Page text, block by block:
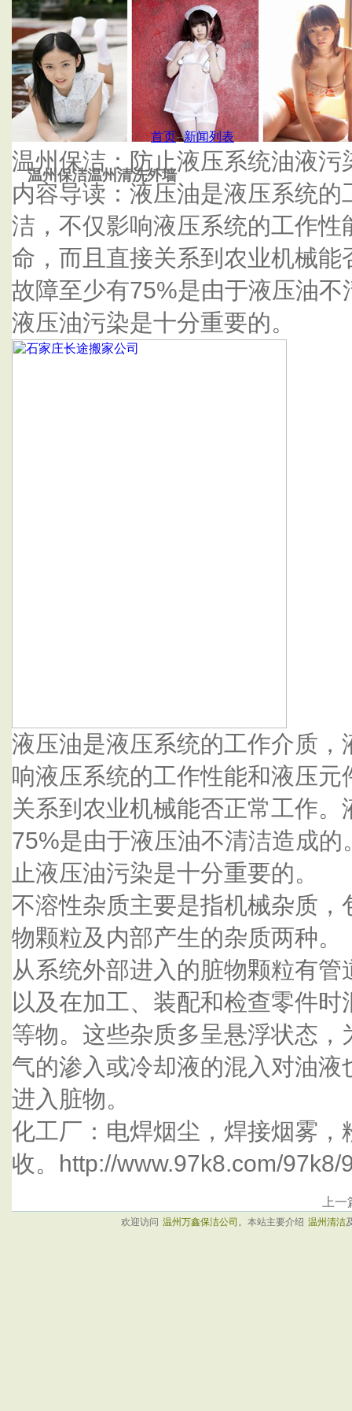
温州保洁温州清洗外墙
首页 温州清洗外墙
首页--新闻列表
温州保洁：防止液压系统油液污
内容导读：液压油是液压系统
洁，不仅影响液压系统的工作
命，而且直接关系到农业机械
故障至少有75%是由于液压油
液压油污染是十分重要的。
液压油是液压系统的工作介质
响液压系统的工作性能和液压
关系到农业机械能否正常工作
75%是由于液压油不清洁造成的
止液压油污染是十分重要的。
不溶性杂质主要是指机械杂质
物颗粒及内部产生的杂质两种。
从系统外部进入的脏物颗粒有
以及在加工、装配和检查零件
等物。这些杂质多呈悬浮状态
气的渗入或冷却液的混入对油
进入脏物。
化工厂：电焊烟尘，焊接烟雾
收。http://www.97k8.com/97k8/
上
欢迎访问 温州万鑫保洁公司 。本站主要介绍 温州清洁